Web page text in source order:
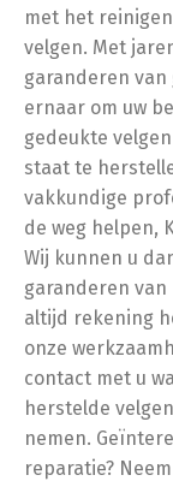
met het
velgen. Met
garanderen van
ernaar om uw
gedeukte
staat te
vakkundige
de weg helpen,
Wij kunnen u
garanderen
altijd rekening
onze
contact met u
herstelde
nemen.
reparatie?